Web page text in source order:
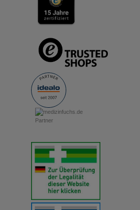
Hierüber lassen sich Informationen über
unserer Website sammeln, mit
Website aber auch die Werbung
relevant für Sie zu gestalten. Bitte
hierfür teilweise an Dritte wie z.B.
übertragen werden.